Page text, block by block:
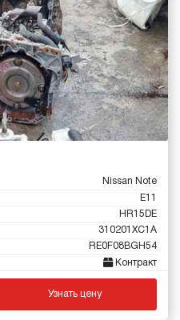
Nissan Note
E11
HR15DE
310201XC1A
RE0F08BGH54
Контракт
Узнать цену